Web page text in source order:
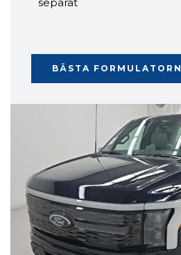
BÄSTA FORMULATORN